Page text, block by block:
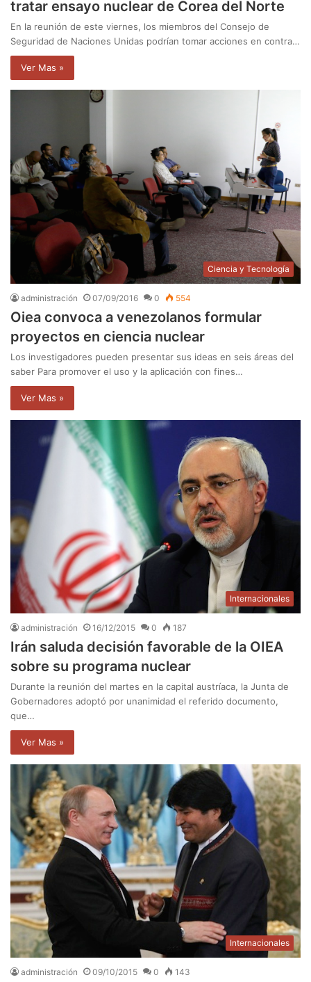
tratar ensayo nuclear de Corea del Norte
En la reunión de este viernes, los miembros del Consejo de
Seguridad de Naciones Unidas podrían tomar acciones en contra…
Ver Mas »
Ciencia y Tecnología
administración 07/09/2016 0 554
Oiea convoca a venezolanos formular
proyectos en ciencia nuclear
Los investigadores pueden presentar sus ideas en seis áreas del
saber Para promover el uso y la aplicación con fines…
Ver Mas »
Internacionales
administración 16/12/2015 0 187
Irán saluda decisión favorable de la OIEA
sobre su programa nuclear
Durante la reunión del martes en la capital austríaca, la Junta de
Gobernadores adoptó por unanimidad el referido documento,
que…
Ver Mas »
Internacionales
administración 09/10/2015 0 143